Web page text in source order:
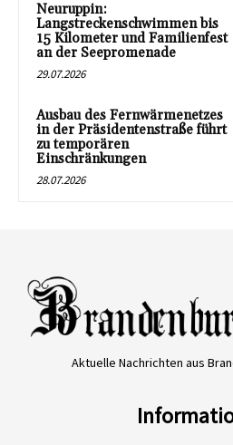
Neuruppin:
Langstreckenschwimmen bis
15 Kilometer und Familienfest
an der Seepromenade
29.07.2026
Ausbau des Fernwärmenetzes
in der Präsidentenstraße führt
zu temporären
Einschränkungen
28.07.2026
Aktuelle Nachrichten aus